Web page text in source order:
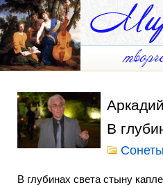
В
Сонеты
В глубинах света стыну